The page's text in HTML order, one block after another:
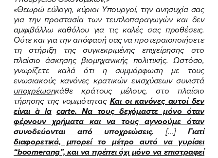
ΠΟΙΑ ΕΙΜΑΙ
ΕΡΓΟ
ΕΚΔΗΛΩΣΕΙΣ
ΝΕΑ
ΕΛΑ ΚΙ ΕΣΥ
«Θεωρώ εύλογη, κύριοι Υπουργοί, την ανησυχία σας
για την προστασία των τευτλοπαραγωγών και δεν
αμφιβάλλω καθόλου για τις καλές σας προθέσεις.
Ούτε και για την απόφασή σας να προτεραιοποιήσετε
τη στήριξη της συγκεκριμένης επιχείρησης στο
πλαίσιο άσκησης βιομηχανικής πολιτικής. Ωστόσο,
γνωρίζετε καλά ότι η συμμόρφωση με τους
ενωσιακούς κανόνες κρατικών ενισχύσεων συνιστά
υποχρέωσηκάθε κράτους μέλους, στο πλαίσιο
τήρησης της νομιμότητας Και οι κανόνες αυτοί δεν
είναι àla carte. Να τους δεχόμαστε μόνο όταν
φέρνουν χρήματα και να τους αγνοούμε όταν
συνοδεύονται από υποχρεώσεις.[…]
Γιατί
διαφορετικά, μπορεί το μέτρο αυτό να γυρίσει
“boomerang”, και να πρέπει όχι μόνο να επιστραφεί